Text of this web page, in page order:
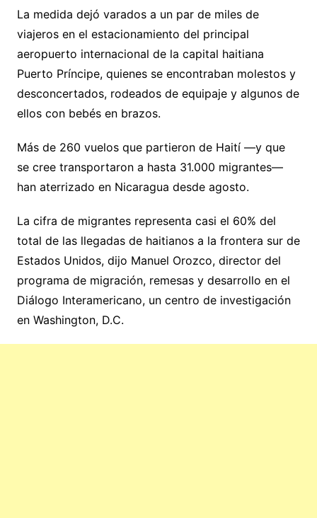
La medida dejó varados a un par de miles de
viajeros en el estacionamiento del principal
aeropuerto internacional de la capital haitiana
Puerto Príncipe, quienes se encontraban molestos y
desconcertados, rodeados de equipaje y algunos de
ellos con bebés en brazos.
Más de 260 vuelos que partieron de Haití —y que
se cree transportaron a hasta 31.000 migrantes—
han aterrizado en Nicaragua desde agosto.
La cifra de migrantes representa casi el 60% del
total de las llegadas de haitianos a la frontera sur de
Estados Unidos, dijo Manuel Orozco, director del
programa de migración, remesas y desarrollo en el
Diálogo Interamericano, un centro de investigación
en Washington, D.C.